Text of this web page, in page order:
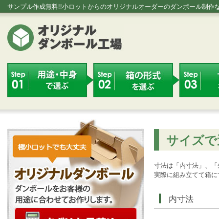
サンプル作成無料!!小ロットからのオリジナルオーダーのダンボール制作
サイズ
寸法は「内寸法」、
実際に組み立てて箱
内寸法